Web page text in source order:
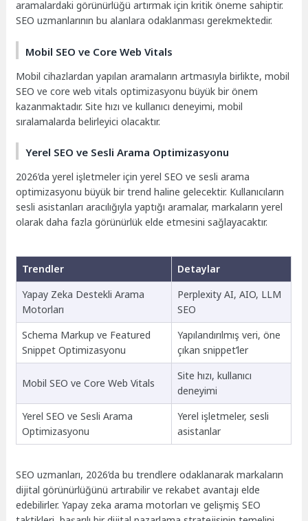
aramalardaki görünürlüğü artırmak için kritik öneme sahiptir.
SEO uzmanlarının bu alanlara odaklanması gerekmektedir.
Mobil SEO ve Core Web Vitals
Mobil cihazlardan yapılan aramaların artmasıyla birlikte, mobil
SEO ve core web vitals optimizasyonu büyük bir önem
kazanmaktadır. Site hızı ve kullanıcı deneyimi, mobil
sıralamalarda belirleyici olacaktır.
Yerel SEO ve Sesli Arama Optimizasyonu
2026’da yerel işletmeler için yerel SEO ve sesli arama
optimizasyonu büyük bir trend haline gelecektir. Kullanıcıların
sesli asistanları aracılığıyla yaptığı aramalar, markaların yerel
olarak daha fazla görünürlük elde etmesini sağlayacaktır.
Trendler
Detaylar
Yapay Zeka Destekli Arama
Motorları
Perplexity AI, AIO, LLM
SEO
Schema Markup ve Featured
Snippet Optimizasyonu
Yapılandırılmış veri, öne
çıkan snippet’ler
Mobil SEO ve Core Web Vitals
Site hızı, kullanıcı
deneyimi
Yerel SEO ve Sesli Arama
Optimizasyonu
Yerel işletmeler, sesli
asistanlar
SEO uzmanları, 2026’da bu trendlere odaklanarak markaların
dijital görünürlüğünü artırabilir ve rekabet avantajı elde
edebilirler. Yapay zeka arama motorları ve gelişmiş SEO